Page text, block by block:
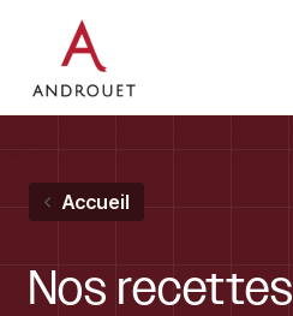
Rechercher un mot clé
Accueil
Nos recettes